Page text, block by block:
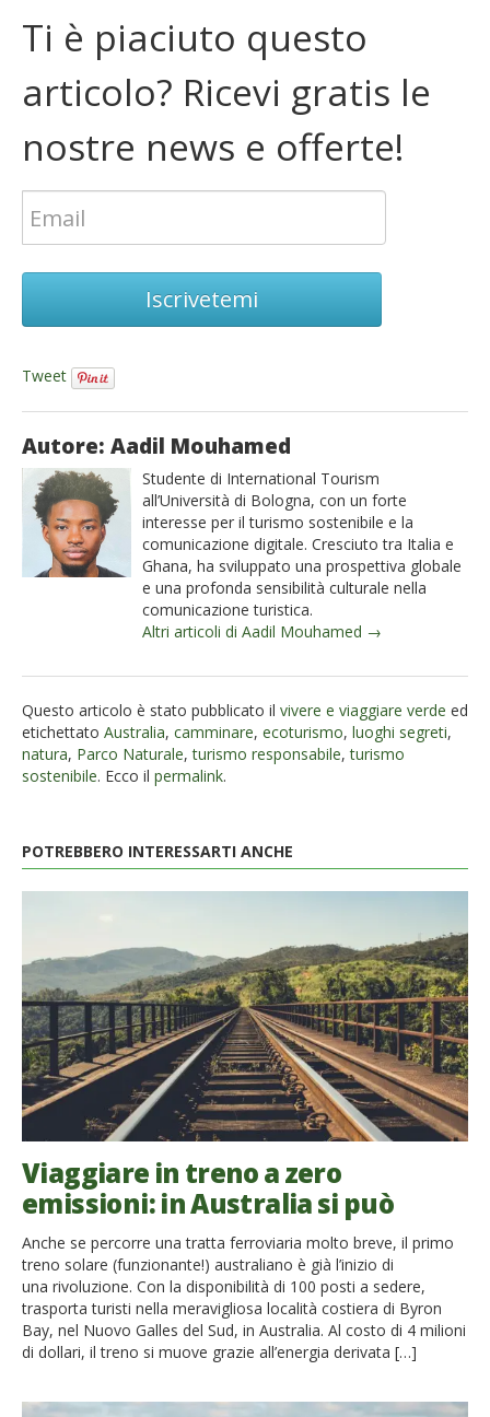
Ti è piaciuto questo
articolo? Ricevi gratis le
nostre news e offerte!
Iscrivetemi
Tweet
Autore: Aadil Mouhamed
Studente di International Tourism
all’Università di Bologna, con un forte
interesse per il turismo sostenibile e la
comunicazione digitale. Cresciuto tra Italia e
Ghana, ha sviluppato una prospettiva globale
e una profonda sensibilità culturale nella
comunicazione turistica.
Altri articoli di Aadil Mouhamed →
Questo articolo è stato pubblicato il vivere e viaggiare verde ed
etichettato Australia, camminare, ecoturismo, luoghi segreti,
natura, Parco Naturale,turismo responsabile,turismo
sostenibile. Ecco il permalink.
POTREBBERO INTERESSARTI ANCHE
Viaggiare in treno a zero
emissioni: in Australia si può
Anche se percorre una tratta ferroviaria molto breve, il primo
treno solare (funzionante!) australiano è già l’inizio di
una rivoluzione. Con la disponibilità di 100 posti a sedere,
trasporta turisti nella meravigliosa località costiera di Byron
Bay, nel Nuovo Galles del Sud, in Australia. Al costo di 4 milioni
di dollari, il treno si muove grazie all’energia derivata […]